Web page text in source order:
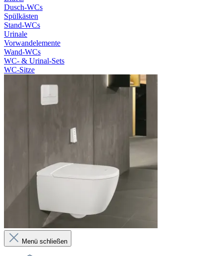
Dusch-WCs
Spülkästen
Stand-WCs
Urinale
Vorwandelemente
Wand-WCs
WC- & Urinal-Sets
WC-Sitze
Menü schließen